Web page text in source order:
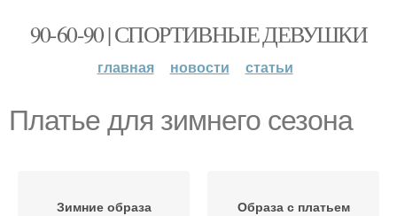
90-60-90 | СПОРТИВНЫЕ ДЕВУШКИ
главная новости статьи
Платье для зимнего сезона
Зимние образа Образа с платьем